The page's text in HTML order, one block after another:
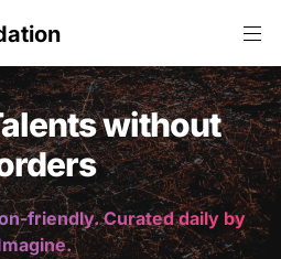
without
friendly. Curated daily by